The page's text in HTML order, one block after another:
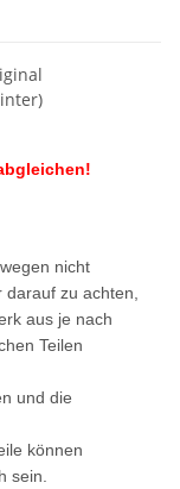
nicht
zu achten,
aus je nach
Teilen
und die
können
sein.